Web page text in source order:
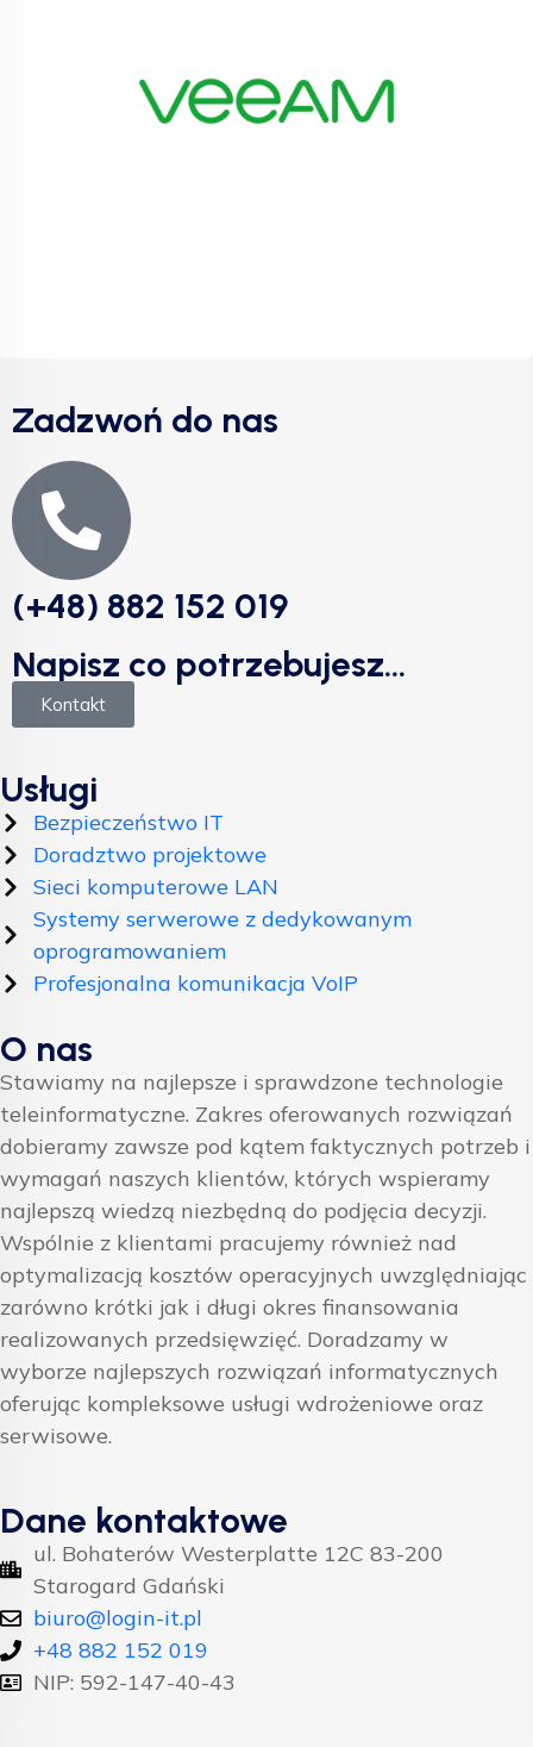
Zadzwoń do nas
(+48) 882 152 019
Napisz co potrzebujesz...
Kontakt
Usługi
Bezpieczeństwo IT
Doradztwo projektowe
Sieci komputerowe LAN
Systemy serwerowe z dedykowanym
oprogramowaniem
Profesjonalna komunikacja VoIP
O nas
Stawiamy na najlepsze i sprawdzone technologie
teleinformatyczne. Zakres oferowanych rozwiązań
dobieramy zawsze pod kątem faktycznych potrzeb i
wymagań naszych klientów, których wspieramy
najlepszą wiedzą niezbędną do podjęcia decyzji.
Wspólnie z klientami pracujemy również nad
optymalizacją kosztów operacyjnych uwzględniając
zarówno krótki jak i długi okres finansowania
realizowanych przedsięwzięć. Doradzamy w
wyborze najlepszych rozwiązań informatycznych
oferując kompleksowe usługi wdrożeniowe oraz
serwisowe.
Dane kontaktowe
ul. Bohaterów Westerplatte 12C 83-200
Starogard Gdański
biuro@login-it.pl
+48 882 152 019
NIP: 592-147-40-43